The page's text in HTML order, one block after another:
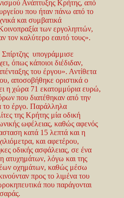
Ανάπτυξης Κρήτης, από
που ήταν πάνω από το
και συμβατικά
των εργοληπτών,
τον καλύτερο εαυτό τους».
υπογράμμισε
όπως κάποιοι διέδιδαν,
του έργου». Αντίθετα
αποσοβήθηκε οριστικά ο
η χώρα 71 εκατομμύρια ευρώ,
που διατέθηκαν από την
έργο. Παράλληλα
της Κρήτης μία οδική
ωφέλειας, καθώς αφενός
κατά 15 λεπτά και η
και αφετέρου,
οδικής ασφάλειας, σε ένα
ατυχημάτων, λόγω και της
οχημάτων, καθώς μέσω
προς το λιμένα του
που παράγονται